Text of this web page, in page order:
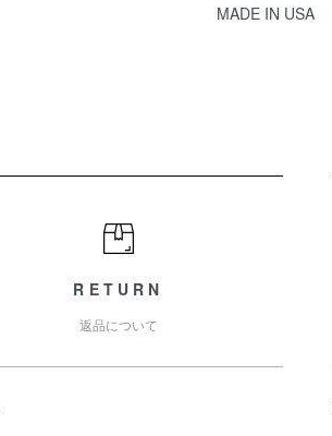
MADE IN USA
RETURN
返品について